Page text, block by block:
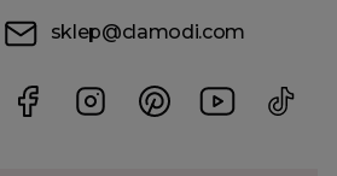
sklep@clamodi.com